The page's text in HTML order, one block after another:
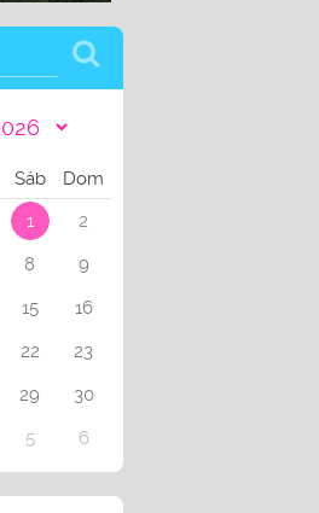
Sáb
Dom
1
2
8
9
15
16
22
23
29
30
5 6